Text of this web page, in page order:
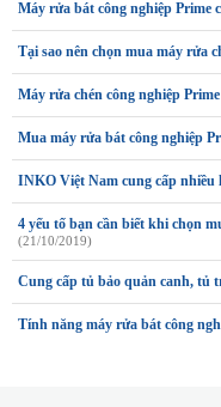
Máy rửa bát công nghiệp
Tại sao nên chọn mua máy rửa
Máy rửa chén công nghiệp
Mua máy rửa bát công nghiệp
INKO Việt Nam cung cấp nhiều
4 yếu tố bạn cần biết khi chọn
(21/10/2019)
Cung cấp tủ bảo quản canh, tủ
Tính năng máy rửa bát công